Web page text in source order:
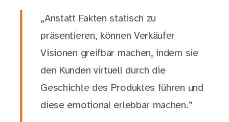
„Anstatt Fakten statisch zu
präsentieren, können Verkäufer
Visionen greifbar machen, indem sie
den Kunden virtuell durch die
Geschichte des Produktes führen und
diese emotional erlebbar machen.”